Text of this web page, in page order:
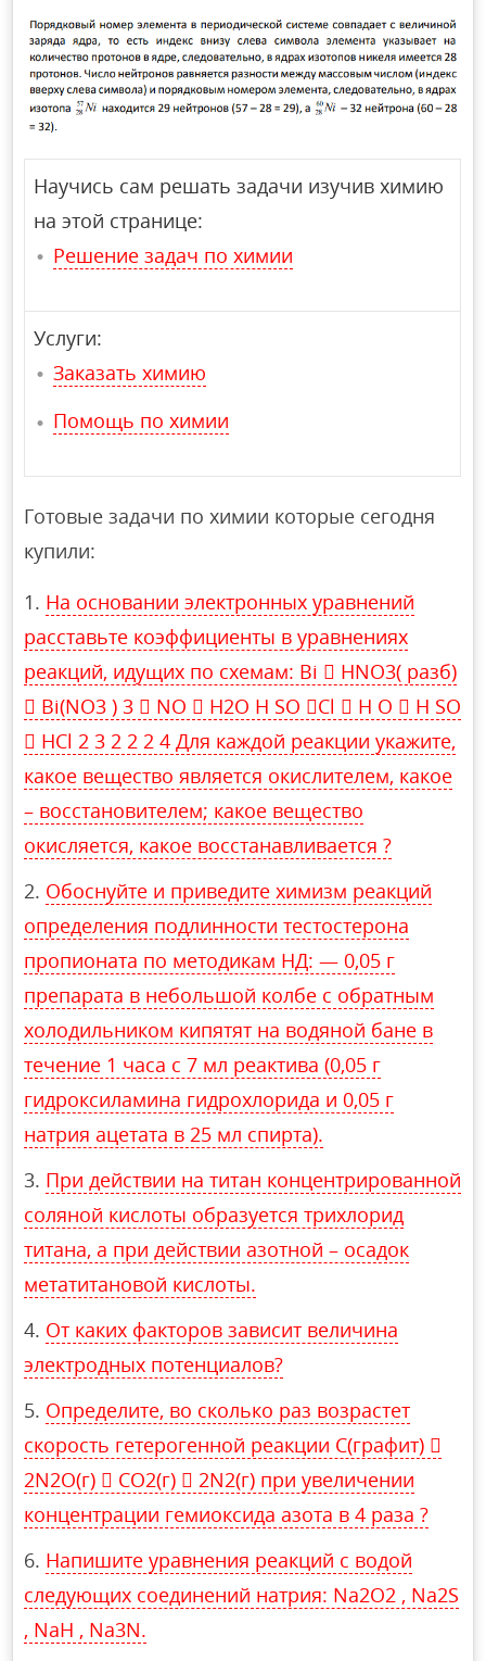
Научись сам решать задачи изучив химию
на этой странице:
Решение задач по химии
Услуги:
Заказать химию
Помощь по химии
Готовые задачи по химии которые сегодня
купили:
На основании электронных уравнений
расставьте коэффициенты в уравнениях
реакций, идущих по схемам: Bi  HNO3( разб)
 Bi(NO3 ) 3  NO  H2O H SO Cl  H O  H SO
 HCl 2 3 2 2 2 4 Для каждой реакции укажите,
какое вещество является окислителем, какое
– восстановителем; какое вещество
окисляется, какое восстанавливается ?
Обоснуйте и приведите химизм реакций
определения подлинности тестостерона
пропионата по методикам НД: — 0,05 г
препарата в небольшой колбе с обратным
холодильником кипятят на водяной бане в
течение 1 часа с 7 мл реактива (0,05 г
гидроксиламина гидрохлорида и 0,05 г
натрия ацетата в 25 мл спирта).
При действии на титан концентрированной
соляной кислоты образуется трихлорид
титана, а при действии азотной – осадок
метатитановой кислоты.
От каких факторов зависит величина
электродных потенциалов?
Определите, во сколько раз возрастет
скорость гетерогенной реакции С(графит) 
2N2О(г)  СO2(г)  2N2(г) при увеличении
концентрации гемиоксида азота в 4 раза ?
Напишите уравнения реакций с водой
следующих соединений натрия: Na2O2 , Na2S
, NaH , Na3N.